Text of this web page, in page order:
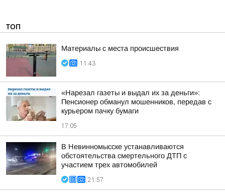
ТОП
Материалы с места происшествия
11:43
«Нарезал газеты и выдал их за деньги»:
Пенсионер обманул мошенников, передав с
курьером пачку бумаги
17:05
В Невинномысске устанавливаются
обстоятельства смертельного ДТП с
участием трех автомобилей
21:57